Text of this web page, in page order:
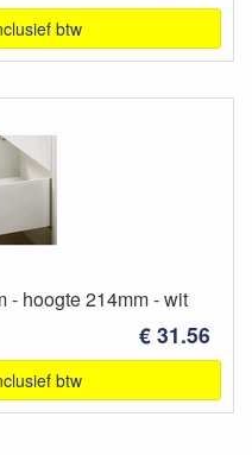
btw
- hoogte 214mm - wit
€ 31.56
btw